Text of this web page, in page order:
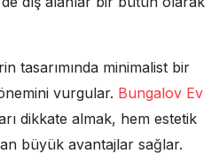
tasarımında minimalist bir
vurgular. Bungalov Ev
dikkate almak, hem estetik
büyük avantajlar sağlar.